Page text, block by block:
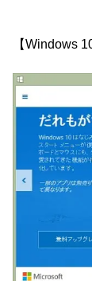
【Windows